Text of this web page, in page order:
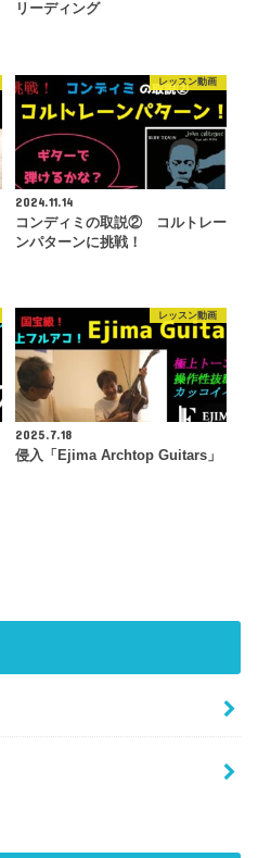
リーディング
レッスン動画
2024.11.14
コンディミの取説② コルトレー
ンパターンに挑戦！
レッスン動画
2025.7.18
侵入「Ejima Archtop Guitars」